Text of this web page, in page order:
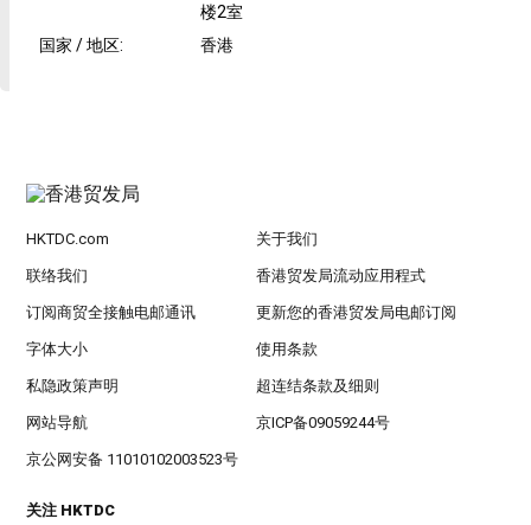
楼2室
国家 / 地区: 香港
HKTDC.com 关于我们
联络我们 香港贸发局流动应用程式
订阅商贸全接触电邮通讯 更新您的香港贸发局电邮订阅
字体大小 使用条款
私隐政策声明 超连结条款及细则
网站导航 京ICP备09059244号
京公网安备 11010102003523号
关注 HKTDC